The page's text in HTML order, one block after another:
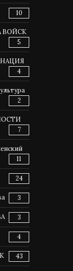
10
ВОЙСК
5
4
2
7
11
24
3
3
4
43